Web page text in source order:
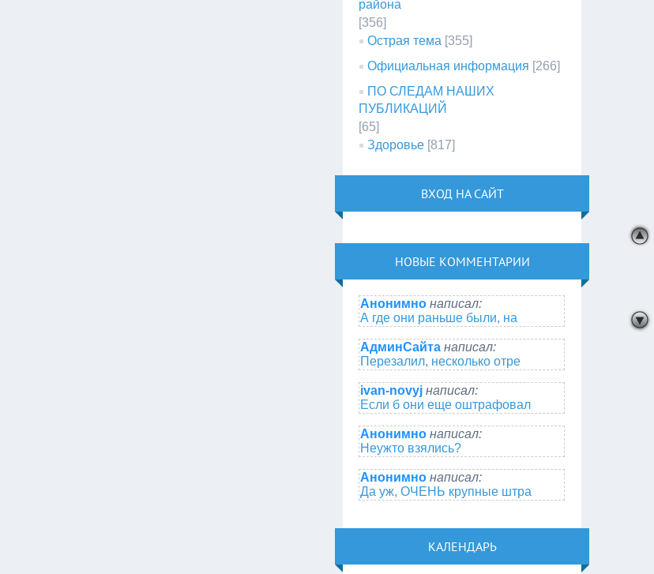
района
[356]
Острая тема [355]
Официальная информация [266]
ПО СЛЕДАМ НАШИХ
ПУБЛИКАЦИЙ
[65]
Здоровье [817]
ВХОД НА САЙТ
НОВЫЕ КОММЕНТАРИИ
Анонимно написал:
А где они раньше были, на
АдминСайта написал:
Перезалил, несколько отре
ivan-novyj написал:
Если б они еще оштрафовал
Анонимно написал:
Неужто взялись?
Анонимно написал:
Да уж, ОЧЕНЬ крупные штра
КАЛЕНДАРЬ